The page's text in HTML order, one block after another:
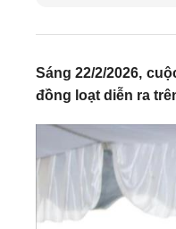
Sáng 22/2/2026,
đồng loạt diễn ra